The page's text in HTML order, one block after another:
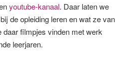
youtube-kanaal. Daar laten we
de opleiding leren en wat ze van
daar filmpjes vinden met werk
leerjaren.